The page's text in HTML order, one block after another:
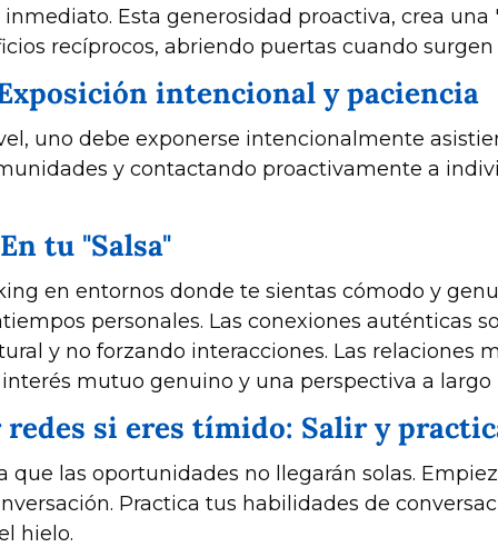
Esta generosidad proactiva, crea una
recíprocos, abriendo puertas cuando
intencional y paciencia
uno debe exponerse intencionalmente
y contactando proactivamente a
tu "Salsa"
en entornos donde te sientas cómodo y
personales. Las conexiones auténticas
y no forzando interacciones. Las relaciones
mutuo genuino y una perspectiva a largo
redes si eres tímido: Salir y
que las oportunidades no llegarán solas.
Practica tus habilidades de
hielo.